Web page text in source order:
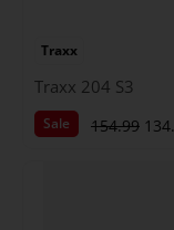
Traxx
Traxx 204 S3
Sale 154.99